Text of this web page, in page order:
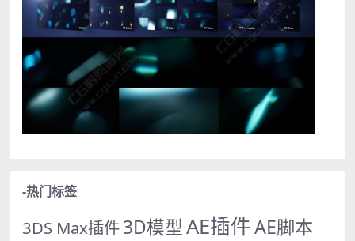
-热门标签
3DS Max插件3D模型AE插件AE脚本